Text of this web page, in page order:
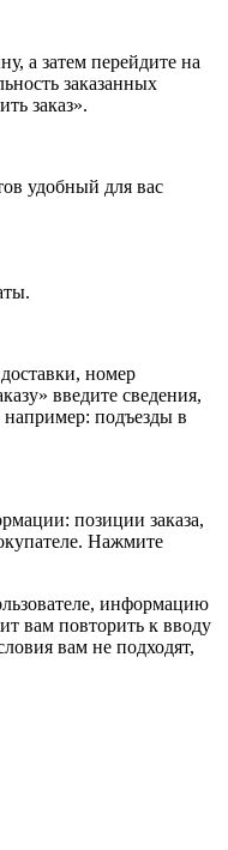
а затем перейдите на
заказанных
заказ».
удобный для вас
номер
введите сведения,
например: подъезды в
позиции заказа,
Нажмите
информацию
вам повторить к вводу
вам не подходят,